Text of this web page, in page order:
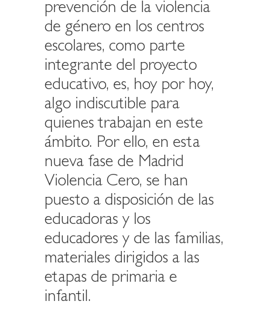
prevención de la violencia
de género en los centros
escolares, como parte
integrante del proyecto
educativo, es, hoy por hoy,
algo indiscutible para
quienes trabajan en este
ámbito. Por ello, en esta
nueva fase de Madrid
Violencia Cero, se han
puesto a disposición de las
educadoras y los
educadores y de las familias,
materiales dirigidos a las
etapas de primaria e
infantil.